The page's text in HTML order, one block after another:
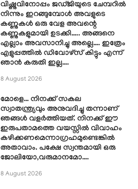
വിഷ്ണുവിനോപ്പം ജഡ്ജിയുടെ ചേമ്പറിൽ
നിന്നും ഇറങ്ങുമ്പോൾ അവളുടെ
കണ്ണുകൾ ഒരു വേള അവന്റെ
കണ്ണുകളുമായി ഉടക്കി….. അങ്ങനെ
എല്ലാം അവസാനിച്ചു അല്ലെ…. ഇത്രേം
എളുപ്പത്തിൽ ഡിവോഴ്സ് കിട്ടും എന്ന്
ഞാൻ കരുതി ഇല്ല….
8 August 2026
മോളെ… നിനക്ക് സകല
സ്വാതന്ത്ര്യവും അനുവദിച്ചു തന്നാണ്
ഞങ്ങൾ വളർത്തിയത്. നിനക്ക് ഈ
ഇരുപതാമത്തെ വയസ്സിൽ വിവാഹം
കഴിക്കണമെന്നാഗ്രഹമുണ്ടെങ്കിൽ
അതാവാം. പക്ഷേ സ്വന്തമായി ഒരു
ജോലിയോ,വരുമാനമോ….
8 August 2026